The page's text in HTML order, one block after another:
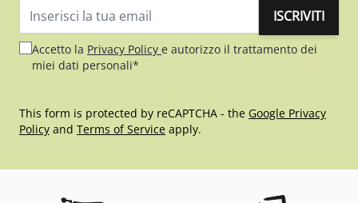
ISCRIVITI
Accetto la Privacy Policy e autorizzo il trattamento dei
miei dati personali*
This form is protected by reCAPTCHA - the Google Privacy
Policy and Terms of Service apply.